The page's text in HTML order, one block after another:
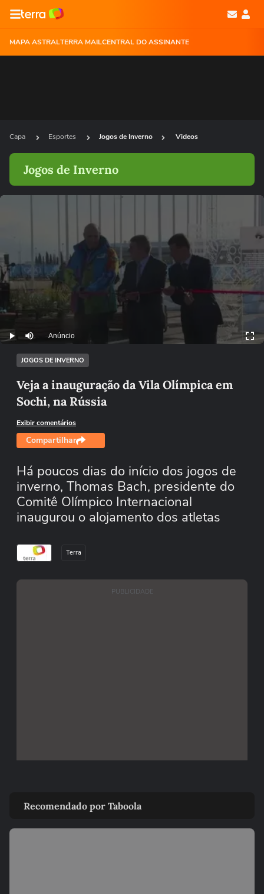
MAPA ASTRALTERRA MAILCENTRAL DO ASSINANTE
Capa Esportes Jogos de Inverno Videos
Jogos de Inverno
Play Mutar Anúncio
JOGOS DE INVERNO
Veja a inauguração da Vila Olímpica em
Sochi, na Rússia
Exibir comentários
Compartilhar
Há poucos dias do início dos jogos de
inverno, Thomas Bach, presidente do
Comitê Olímpico Internacional
inaugurou o alojamento dos atletas
Terra
PUBLICIDADE
Recomendado por Taboola